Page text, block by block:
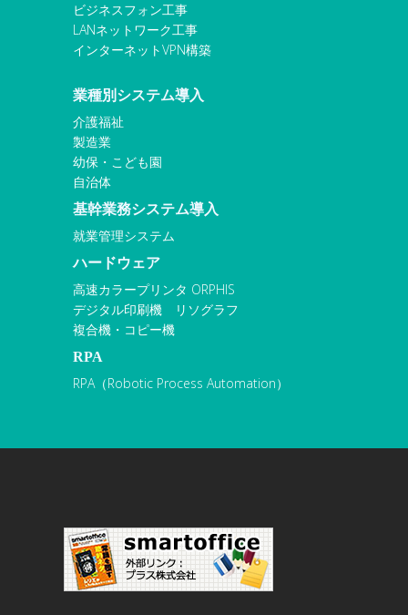
ビジネスフォン工事
LANネットワーク工事
インターネットVPN構築
業種別システム導入
介護福祉
製造業
幼保・こども園
自治体
基幹業務システム導入
就業管理システム
ハードウェア
高速カラープリンタ ORPHIS
デジタル印刷機 リソグラフ
複合機・コピー機
RPA
RPA（Robotic Process Automation）